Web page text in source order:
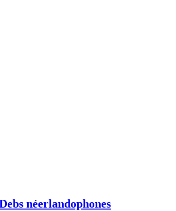
néerlandophones